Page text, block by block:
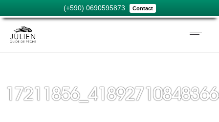
(+590) 0690595873 Contact